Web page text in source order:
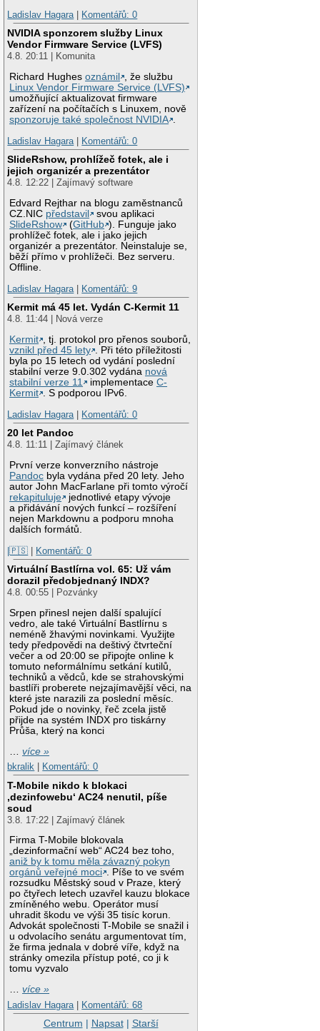
Ladislav Hagara
Komentářů: 0
NVIDIA sponzorem služby Linux
Vendor Firmware Service (LVFS)
4.8. 20:11 | Komunita
Richard Hughesoznámil
, že službu
Linux Vendor Firmware Service (LVFS)
umožňující aktualizovat firmware
zařízení na počítačích s Linuxem, nově
sponzoruje také společnost NVIDIA .
Ladislav Hagara | Komentářů: 0
SlideRshow, prohlížeč fotek, ale i
jejich organizér a prezentátor
4.8. 12:22 | Zajímavý software
Edvard Rejthar na blogu zaměstnanců
CZ.NIC představil
svou aplikaci
SlideRshow
(GitHub ). Funguje jako
prohlížeč fotek, ale i jako jejich
organizér a prezentátor. Neinstaluje se,
běží přímo v prohlížeči. Bez serveru.
Offline.
Ladislav Hagara | Komentářů: 9
Kermit má 45 let. Vydán C-Kermit 11
4.8. 11:44 | Nová verze
Kermit , tj. protokol pro přenos souborů,
vznikl před 45 lety . Při této příležitosti
byla po 15 letech od vydání poslední
stabilní verze 9.0.302 vydána nová
stabilní verze 11
implementaceC-
Kermit . S podporou IPv6.
Ladislav Hagara | Komentářů: 0
20 let Pandoc
4.8. 11:11 | Zajímavý článek
První verze konverzního nástroje
Pandoc byla vydána před 20 lety. Jeho
autor John MacFarlane při tomto výročí
rekapituluje
jednotlivé etapy vývoje
a přidávání nových funkcí – rozšíření
nejen Markdownu a podporu mnoha
dalších formátů.
|🇵🇸 | Komentářů: 0
Virtuální Bastlírna vol. 65: Už vám
dorazil předobjednaný INDX?
4.8. 00:55 | Pozvánky
Srpen přinesl nejen další spalující
vedro, ale také Virtuální Bastlírnu s
neméně žhavými novinkami. Využijte
tedy předpovědi na deštivý čtvrteční
večer a od 20:00 se připojte online k
tomuto neformálnímu setkání kutilů,
techniků a vědců, kde se strahovskými
bastlíři proberete nejzajímavější věci, na
které jste narazili za poslední měsíc.
Pokud jde o novinky, řeč zcela jistě
přijde na systém INDX pro tiskárny
Průša, který na konci
…více »
bkralik
Komentářů: 0
T-Mobile nikdo k blokaci
‚dezinfowebu‘ AC24 nenutil, píše
soud
3.8. 17:22 | Zajímavý článek
Firma T-Mobile blokovala
„dezinformační web“ AC24 bez toho,
aniž by k tomu měla závazný pokyn
orgánů veřejné moci . Píše to ve svém
rozsudku Městský soud v Praze, který
po čtyřech letech uzavřel kauzu blokace
zmíněného webu. Operátor musí
uhradit škodu ve výši 35 tisíc korun.
Advokát společnosti T-Mobile se snažil i
u odvolacího senátu argumentovat tím,
že firma jednala v dobré víře, když na
stránky omezila přístup poté, co ji k
tomu vyzvalo
…více »
Ladislav Hagara | Komentářů: 68
Centrum | Napsat| Starší